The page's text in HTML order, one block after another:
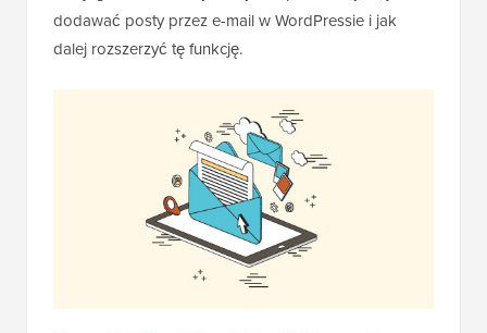
dodawać posty przez e-mail w WordPressie i jak
dalej rozszerzyć tę funkcję.